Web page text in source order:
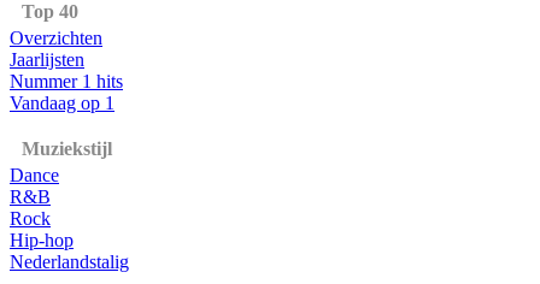
Top 40
Overzichten
Jaarlijsten
Nummer 1 hits
Vandaag op 1
Muziekstijl
Dance
R&B
Rock
Hip-hop
Nederlandstalig